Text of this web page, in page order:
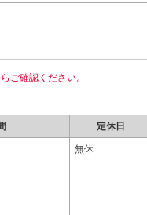
ご確認ください。
定休日
無休